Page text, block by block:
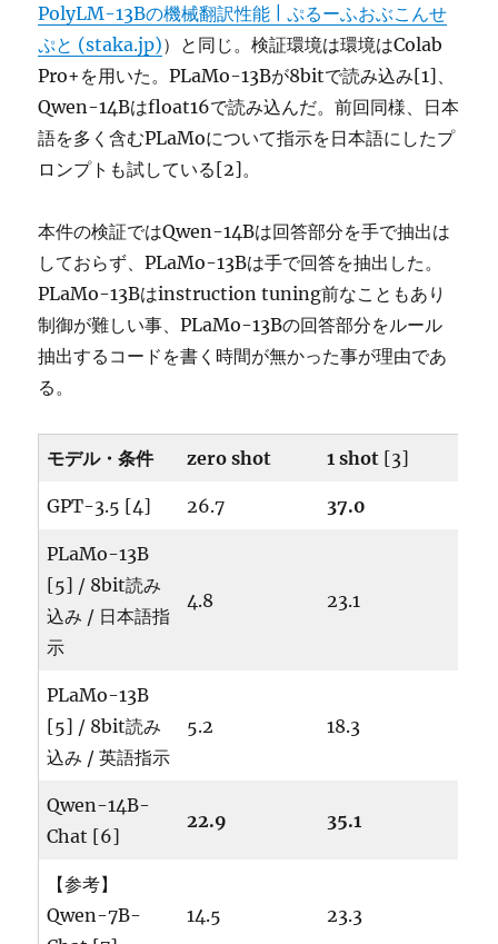
PolyLM-13Bの機械翻訳性能 | ぷるーふおぶこんせ
ぷと (staka.jp)）と同じ。検証環境は環境はColab
Pro+を用いた。PLaMo-13Bが8bitで読み込み[1]、
Qwen-14Bはfloat16で読み込んだ。前回同様、日本
語を多く含むPLaMoについて指示を日本語にしたプ
ロンプトも試している[2]。
本件の検証ではQwen-14Bは回答部分を手で抽出は
しておらず、PLaMo-13Bは手で回答を抽出した。
PLaMo-13Bはinstruction tuning前なこともあり
制御が難しい事、PLaMo-13Bの回答部分をルール
抽出するコードを書く時間が無かった事が理由であ
る。
モデル・条件 zero shot 1 shot [3]
GPT-3.5 [4] 26.7 37.0
PLaMo-13B
[5] / 8bit読み
込み / 日本語指
示
4.8 23.1
PLaMo-13B
[5] / 8bit読み
込み / 英語指示
5.2 18.3
Qwen-14B-
Chat [6]
22.9 35.1
【参考】
Qwen-7B-
14.5 23.3